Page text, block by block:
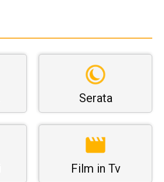
Serata
Film in Tv